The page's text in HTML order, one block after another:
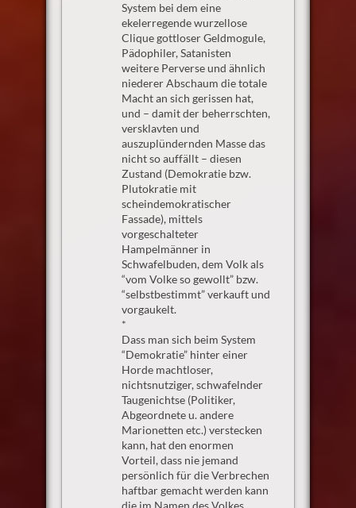
System bei dem eine
ekelerregende wurzellose
Clique gottloser Geldmogule,
Pädophiler, Satanisten
weitere Perverse und ähnlich
niederer Abschaum die totale
Macht an sich gerissen hat,
und – damit der beherrschten,
versklavten und
auszuplündernden Masse das
nicht so auffällt – diesen
Zustand (Demokratie bzw.
Plutokratie mit
scheindemokratischer
Fassade), mittels
vorgeschalteter
Hampelmänner in
Schwafelbuden, dem Volk als
“vom Volke so gewollt” bzw.
“selbstbestimmt” verkauft und
vorgaukelt.
*
Dass man sich beim System
“Demokratie” hinter einer
Horde machtloser,
nichtsnutziger, schwafelnder
Taugenichtse (Politiker,
Abgeordnete u. andere
Marionetten etc.) verstecken
kann, hat den enormen
Vorteil, dass nie jemand
persönlich für die Verbrechen
haftbar gemacht werden kann
die im Namen des Volkes